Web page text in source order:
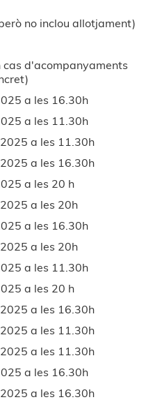
no inclou allotjament)
cas d'acompanyaments
a les 16.30h
a les 11.30h
25 de maig de 2025 a les 11.30h
a les 16.30h
a les 20 h
a les 20h
a les 16.30h
a les 20h
a les 11.30h
a les 20 h
a les 16.30h
25 de maig de 2025 a les 11.30h
25 de maig de 2025 a les 11.30h
a les 16.30h
a les 16.30h